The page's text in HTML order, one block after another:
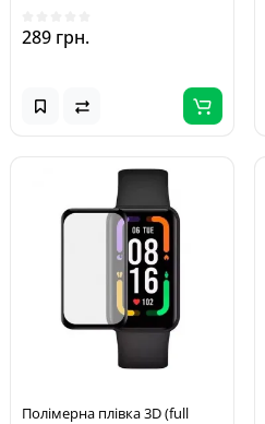
289 грн.
Полімерна плівка 3D (full